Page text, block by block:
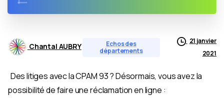
Chantal AUBRY
Echos des
départements
21 janvier
2021
Des litiges avec la CPAM 93 ? Désormais, vous avez la
possibilité de faire une réclamation en ligne :